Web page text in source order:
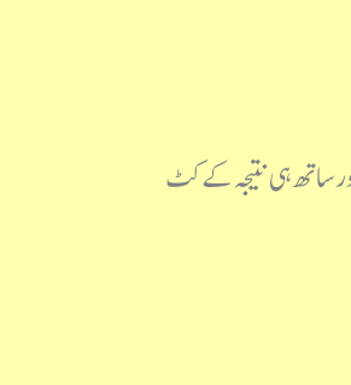
نامہ، اس کی جوابی کلید اور ساتھ ہی نتیجہ کے کٹ